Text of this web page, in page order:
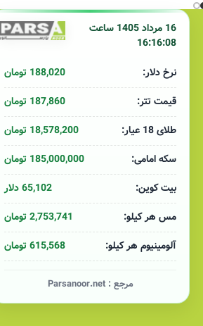
16 مرداد 1405 ساعت
16:16:08
نرخ دلار:
188,020 تومان
قیمت تتر:
187,860 تومان
طلای 18 عیار:
18,578,200 تومان
سکه امامی:
185,000,000 تومان
بیت کوین:
65,102 دلار
مس هر کیلو:
2,753,741 تومان
آلومینیوم هر کیلو:
615,568 تومان
مرجع :Parsanoor.net